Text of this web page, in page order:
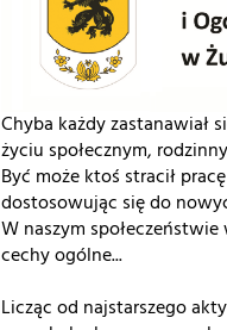
Chyba każdy zastanawiał
życiu społecznym,
Być może ktoś stracił
dostosowując się do
W naszym
cechy ogólne...
Licząc od najstarszego